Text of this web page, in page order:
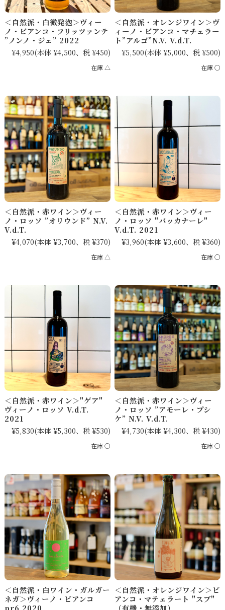
＜自然派・白微発泡＞ヴィー
ノ・ビアンコ・フリッツァンテ
”ノンノ・ジェ” 2022
¥4,950(本体 ¥4,500、税 ¥450)
在庫 △
＜自然派・オレンジワイン＞ヴ
ィーノ・ビアンコ・マチェラー
ト”アルゴ”N.V. V.d.T.
¥5,500(本体 ¥5,000、税 ¥500)
在庫 ○
＜自然派・赤ワイン＞ヴィー
ノ・ロッソ ”オリウンド” N.V.
V.d.T.
¥4,070(本体 ¥3,700、税 ¥370)
在庫 △
＜自然派・赤ワイン＞ヴィー
ノ・ロッソ "バッカナーレ"
V.d.T. 2021
¥3,960(本体 ¥3,600、税 ¥360)
在庫 ○
＜自然派・赤ワイン＞"ゲア"
ヴィーノ・ロッソ V.d.T.
2021
¥5,830(本体 ¥5,300、税 ¥530)
在庫 ○
＜自然派・赤ワイン＞ヴィー
ノ・ロッソ ”アモーレ・プシ
ケ” N.V. V.d.T.
¥4,730(本体 ¥4,300、税 ¥430)
在庫 ○
＜自然派・白ワイン・ガルガー
ネガ＞ヴィーノ・ビアンコ
pr6 2020
＜自然派・オレンジワイン＞ビ
アンコ・マテェラート "スブ"
（有機・無添加）